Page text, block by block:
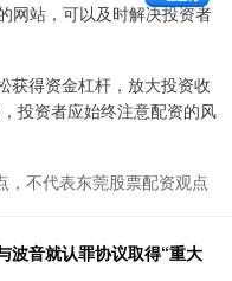
网站，可以及时解决投资者
获得资金杠杆，放大投资收
投资者应始终注意配资的风
，不代表东莞股票配资观点
波音就认罪协议取得“重大